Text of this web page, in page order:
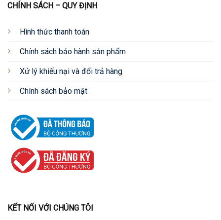
CHÍNH SÁCH – QUY ĐỊNH
Hình thức thanh toán
Chính sách bảo hành sản phẩm
Xử lý khiếu nại và đổi trả hàng
Chính sách bảo mật
KẾT NỐI VỚI CHÚNG TÔI